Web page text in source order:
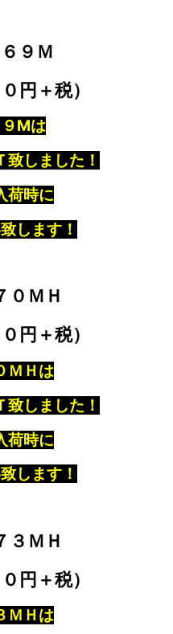
９Ｍ
円＋税）
Mは
しました！
荷時に
します！
０ＭＨ
円＋税）
ＭＨは
しました！
荷時に
します！
３ＭＨ
円＋税）
ＭＨは